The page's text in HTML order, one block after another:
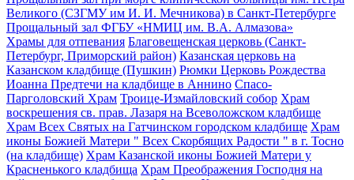
Великого (СЗГМУ им И. И. Мечникова) в Санкт-Петербурге
Прощальный зал ФГБУ «НМИЦ им. В.А. Алмазова»
Храмы для отпевания Благовещенская церковь (Санкт-
Петербург, Приморский район) Казанская церковь на
Казанском кладбище (Пушкин) Рюмки Церковь Рождества
Иоанна Предтечи на кладбище в Аннино Спасо-
Парголовский Храм Троице-Измайловский собор Храм
воскрешения св. прав. Лазаря на Всеволожском кладбище
Храм Всех Святых на Гатчинском городском кладбище Храм
иконы Божией Матери " Всех Скорбящих Радости " в г. Тосно
(на кладбище) Храм Казанской иконы Божией Матери у
Красненького кладбища Храм Преображения Господня на